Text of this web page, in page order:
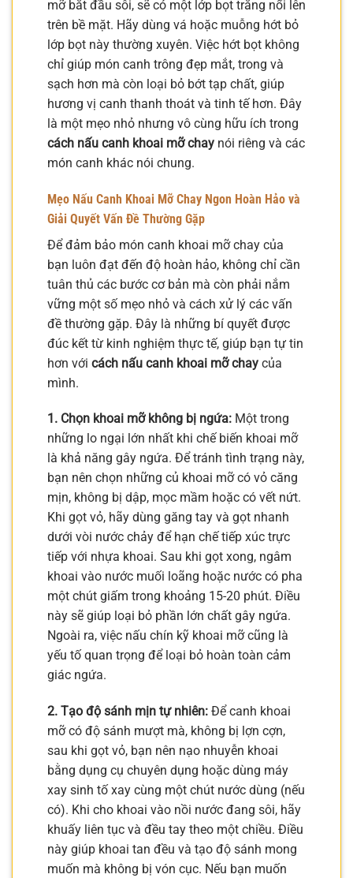
mỡ bắt đầu sôi, sẽ có một lớp bọt trắng nổi lên
trên bề mặt. Hãy dùng vá hoặc muỗng hớt bỏ
lớp bọt này thường xuyên. Việc hớt bọt không
chỉ giúp món canh trông đẹp mắt, trong và
sạch hơn mà còn loại bỏ bớt tạp chất, giúp
hương vị canh thanh thoát và tinh tế hơn. Đây
là một mẹo nhỏ nhưng vô cùng hữu ích trong
cách nấu canh khoai mỡ chay nói riêng và các
món canh khác nói chung.
Mẹo Nấu Canh Khoai Mỡ Chay Ngon Hoàn Hảo và
Giải Quyết Vấn Đề Thường Gặp
Để đảm bảo món canh khoai mỡ chay của
bạn luôn đạt đến độ hoàn hảo, không chỉ cần
tuân thủ các bước cơ bản mà còn phải nắm
vững một số mẹo nhỏ và cách xử lý các vấn
đề thường gặp. Đây là những bí quyết được
đúc kết từ kinh nghiệm thực tế, giúp bạn tự tin
hơn với cách nấu canh khoai mỡ chay của
mình.
1. Chọn khoai mỡ không bị ngứa: Một trong
những lo ngại lớn nhất khi chế biến khoai mỡ
là khả năng gây ngứa. Để tránh tình trạng này,
bạn nên chọn những củ khoai mỡ có vỏ căng
mịn, không bị dập, mọc mầm hoặc có vết nứt.
Khi gọt vỏ, hãy dùng găng tay và gọt nhanh
dưới vòi nước chảy để hạn chế tiếp xúc trực
tiếp với nhựa khoai. Sau khi gọt xong, ngâm
khoai vào nước muối loãng hoặc nước có pha
một chút giấm trong khoảng 15-20 phút. Điều
này sẽ giúp loại bỏ phần lớn chất gây ngứa.
Ngoài ra, việc nấu chín kỹ khoai mỡ cũng là
yếu tố quan trọng để loại bỏ hoàn toàn cảm
giác ngứa.
2. Tạo độ sánh mịn tự nhiên: Để canh khoai
mỡ có độ sánh mượt mà, không bị lợn cợn,
sau khi gọt vỏ, bạn nên nạo nhuyễn khoai
bằng dụng cụ chuyên dụng hoặc dùng máy
xay sinh tố xay cùng một chút nước dùng (nếu
có). Khi cho khoai vào nồi nước đang sôi, hãy
khuấy liên tục và đều tay theo một chiều. Điều
này giúp khoai tan đều và tạo độ sánh mong
muốn mà không bị vón cục. Nếu bạn muốn